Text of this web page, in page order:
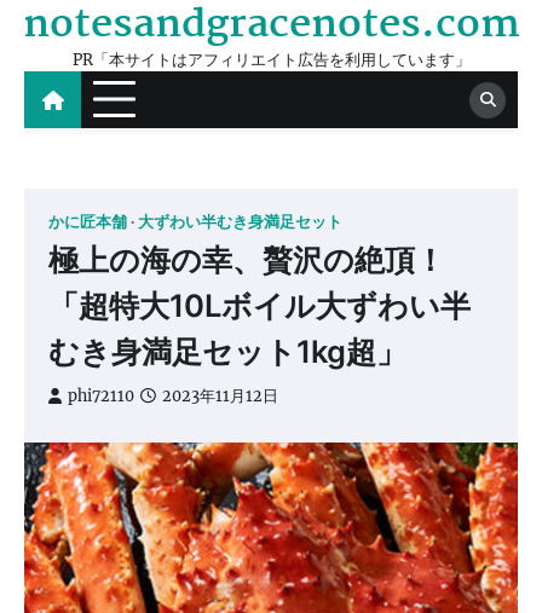
Skip
content
notesandgracenotes.com
PR「本サイトはアフィリエイト広告を利用しています」
かに匠本舗 大ずわい半むき身満足セット
極上の海の幸、贅沢の絶頂！
「超特大10Lボイル大ずわい半
むき身満足セット1kg超」
phi72110 2023年11月12日